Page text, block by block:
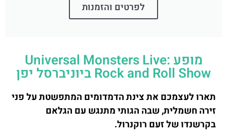
לפרטים והזמנות
מופע Universal Monsters Live:
Rock and Roll Show ביוניברסל יפן
תארו לעצמכם את צינת הדמדומים המתפשטת על פני
זירה חשמלית, שבה הגותי מתנגש עם הגלאם
בקרשנדו של זעם רוקנרול.